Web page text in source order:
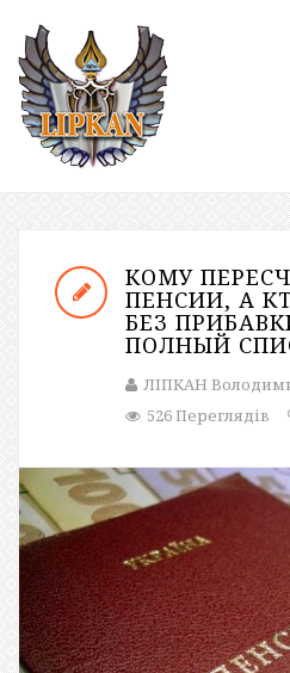
КОМУ
ПЕНСИИ, А
БЕЗ
ПОЛНЫЙ
ЛІПКАН
526 Переглядів